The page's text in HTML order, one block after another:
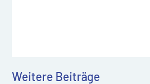
Weitere Beiträge